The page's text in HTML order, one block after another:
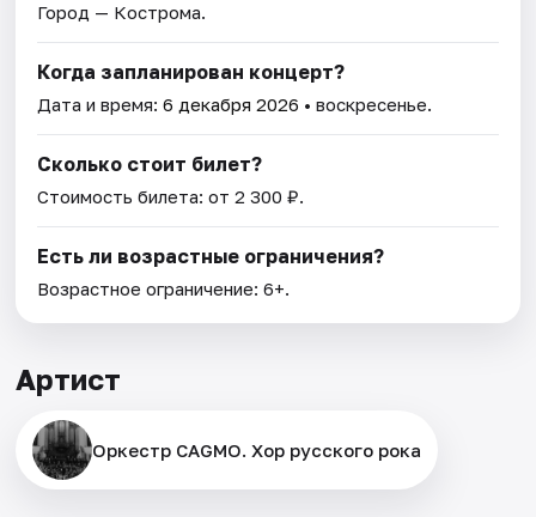
Город — Кострома.
Когда запланирован концерт?
Дата и время:6 декабря 2026 • воскресенье.
Сколько стоит билет?
Стоимость билета: от 2 300 ₽.
Есть ли возрастные ограничения?
Возрастное ограничение: 6+.
Артист
Оркестр CAGMO. Хор русского рока